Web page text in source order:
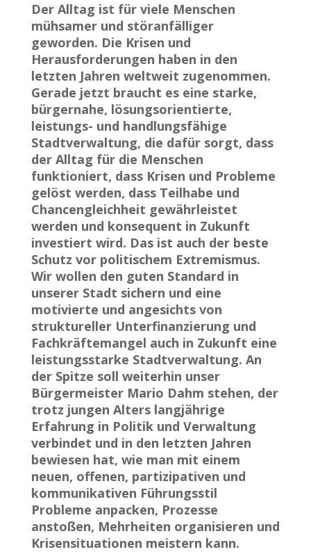
Der Alltag ist für viele Menschen
mühsamer und störanfälliger
geworden. Die Krisen und
Herausforderungen haben in den
letzten Jahren weltweit zugenommen.
Gerade jetzt braucht es eine starke,
bürgernahe, lösungsorientierte,
leistungs- und handlungsfähige
Stadtverwaltung, die dafür sorgt, dass
der Alltag für die Menschen
funktioniert, dass Krisen und Probleme
gelöst werden, dass Teilhabe und
Chancengleichheit gewährleistet
werden und konsequent in Zukunft
investiert wird. Das ist auch der beste
Schutz vor politischem Extremismus.
Wir wollen den guten Standard in
unserer Stadt sichern und eine
motivierte und angesichts von
struktureller Unterfinanzierung und
Fachkräftemangel auch in Zukunft eine
leistungsstarke Stadtverwaltung. An
der Spitze soll weiterhin unser
Bürgermeister Mario Dahm stehen, der
trotz jungen Alters langjährige
Erfahrung in Politik und Verwaltung
verbindet und in den letzten Jahren
bewiesen hat, wie man mit einem
neuen, offenen, partizipativen und
kommunikativen Führungsstil
Probleme anpacken, Prozesse
anstoßen, Mehrheiten organisieren und
Krisensituationen meistern kann.